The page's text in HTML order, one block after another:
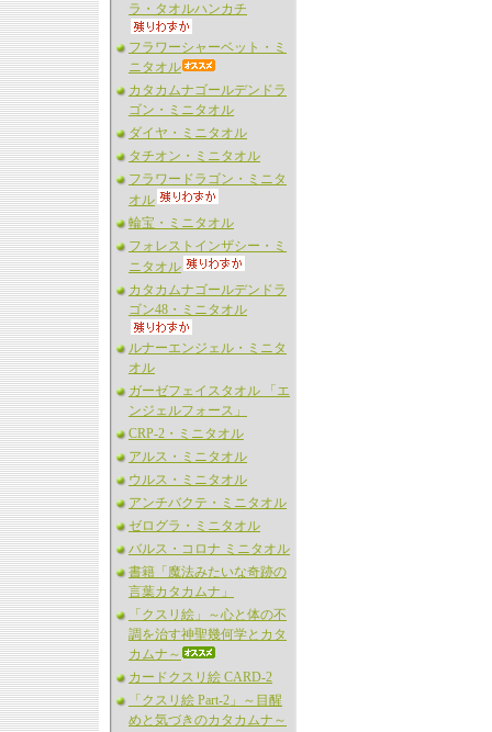
ラ・タオルハンカチ
フラワーシャーベット・ミ
ニタオル
カタカムナゴールデンドラ
ゴン・ミニタオル
ダイヤ・ミニタオル
タチオン・ミニタオル
フラワードラゴン・ミニタ
オル
輪宝・ミニタオル
フォレストインザシー・ミ
ニタオル
カタカムナゴールデンドラ
ゴン48・ミニタオル
ルナーエンジェル・ミニタ
オル
ガーゼフェイスタオル 「エ
ンジェルフォース」
CRP-2・ミニタオル
アルス・ミニタオル
ウルス・ミニタオル
アンチバクテ・ミニタオル
ゼログラ・ミニタオル
バルス・コロナ ミニタオル
書籍「魔法みたいな奇跡の
言葉カタカムナ」
「クスリ絵」～心と体の不
調を治す神聖幾何学とカタ
カムナ～
カードクスリ絵 CARD-2
「クスリ絵 Part-2」～目醒
めと気づきのカタカムナ～